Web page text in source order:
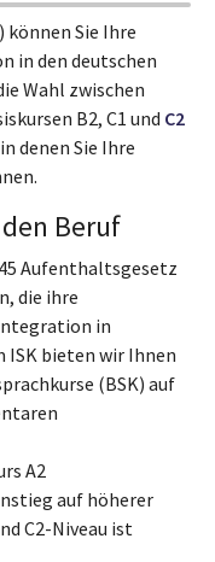
können Sie Ihre
in den deutschen
Wahl zwischen
B2, C1 und C2
denen Sie Ihre
Beruf
Aufenthaltsgesetz
die ihre
in
ISK bieten wir Ihnen
(BSK) auf
A2
auf höherer
C2-Niveau ist